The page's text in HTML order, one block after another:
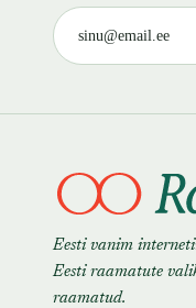
Eesti vanim
Eesti raamatute
raamatud.